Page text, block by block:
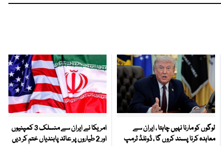
لوگوں کو مارنا نہیں چاہتا ، ایران سے
معاہدہ کرنا پسند کروں گا ، ڈونلڈ ٹرمپ
امریکا نے ایران سے منسلک 3 کمپنیوں
اور 2 طیاروں پر عائد پابندیاں ختم کر دیں